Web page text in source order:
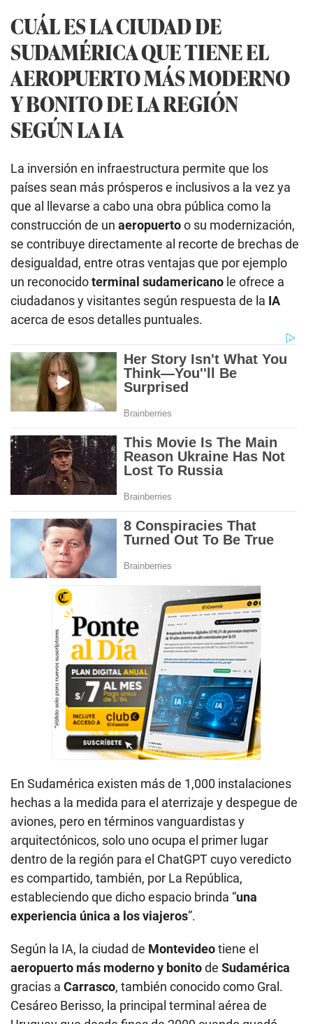
CUÁL ES LA CIUDAD DE
SUDAMÉRICA QUE TIENE EL
AEROPUERTO MÁS MODERNO
Y BONITO DE LA REGIÓN
SEGÚN LA IA
La inversión en infraestructura permite que los
países sean más prósperos e inclusivos a la vez ya
que al llevarse a cabo una obra pública como la
construcción de un aeropuertoo su modernización,
se contribuye directamente al recorte de brechas de
desigualdad, entre otras ventajas que por ejemplo
un reconocidoterminal sudamericano le ofrece a
ciudadanos y visitantes según respuesta de la IA
acerca de esos detalles puntuales.
En Sudamérica existen más de 1,000 instalaciones
hechas a la medida para el aterrizaje y despegue de
aviones, pero en términos vanguardistas y
arquitectónicos, solo uno ocupa el primer lugar
dentro de la región para el ChatGPT cuyo veredicto
es compartido, también, por La República,
estableciendo que dicho espacio brinda “una
experiencia única a los viajeros”.
Según la IA, la ciudad de Montevideotiene el
aeropuerto más moderno y bonitode Sudamérica
gracias a Carrasco, también conocido como Gral.
Cesáreo Berisso, la principal terminal aérea de